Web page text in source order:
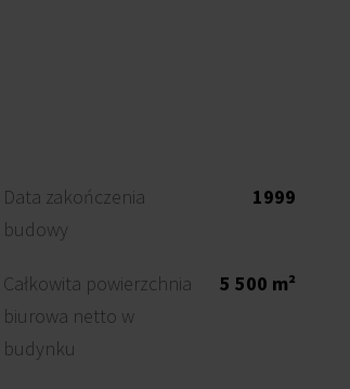
Data zakończenia
budowy
1999
Całkowita powierzchnia
biurowa netto w
budynku
5 500 m²